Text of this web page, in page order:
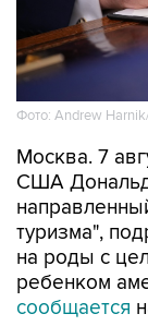
Фото: Andrew
Москва. 7
США Дональд
туризма",
на роды с
ребенком
сообщается